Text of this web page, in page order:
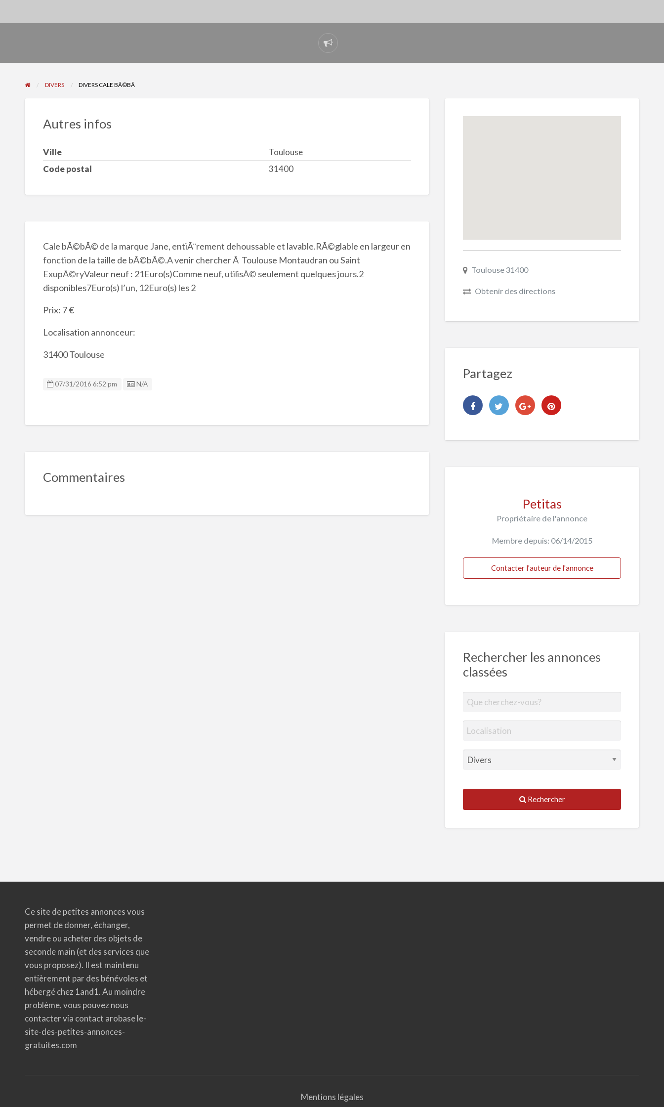
Signaler
un
DIVERS DIVERS CALE BÃ©BÃ
Autres infos
Ville
Toulouse
Code postal
31400
Cale bÃ©bÃ© de la marque Jane, entiÃ¨rement dehoussable et lavable.RÃ©glable en largeur en
fonction de la taille de bÃ©bÃ©.A venir chercher Ã Toulouse Montaudran ou Saint
ExupÃ©ryValeur neuf : 21Euro(s)Comme neuf, utilisÃ© seulement quelques jours.2
disponibles7Euro(s) l’un, 12Euro(s) les 2
Prix: 7 €
Localisation annonceur:
31400 Toulouse
07/31/2016 6:52 pm Listing ID
N/A
Commentaires
Toulouse 31400
Obtenir des directions
Partagez
Petitas
Propriétaire de l'annonce
Membre depuis: 06/14/2015
Contacter l'auteur de l'annonce
Rechercher les annonces
classées
Rechercher
Ce site de petites annonces vous
permet de donner, échanger,
vendre ou acheter des objets de
seconde main (et des services que
vous proposez). Il est maintenu
entièrement par des bénévoles et
hébergé chez 1and1. Au moindre
problème, vous pouvez nous
contacter via contact arobase le-
site-des-petites-annonces-
gratuites.com
Mentions légales